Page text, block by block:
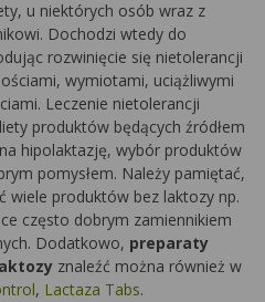
u niektórych osób wraz z
Dochodzi wtedy do
rozwinięcie się nietolerancji
wymiotami, uciążliwymi
Leczenie nietolerancji
produktów będących źródłem
hipolaktazję, wybór produktów
pomysłem. Należy pamiętać,
wiele produktów bez laktozy np.
często dobrym zamiennikiem
Dodatkowo, preparaty
znaleźć można również w
, Lactaza Tabs.